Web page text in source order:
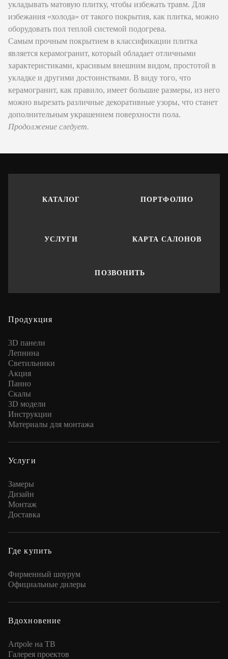
укладывать матовую плитку, чтобы избежать травм. Для
избежания «холода» от такого покрытия, как плитка, можно
оборудовать пол теплой системой подогрева.
Самым прочным покрытием в классификации плитка
является керамогранит, который обладает отличными
характеристиками, красивым внешним видом, простотой в
укладке и другими достоинствами. В виду того, что
керамогранит, как правило, имеет большие размеры, из него
можно вырезать различные декоративные узоры, что станет
дополнительным украшением поверхности пола.
Продолжение следует.
КАТАЛОГ ПОРТФОЛИО
УСЛУГИ КАРТА САЛОНОВ
ПОЗВОНИТЬ
Продукция
3D панели
Лепнина
Cветильники
Акция
Панно
Скалы
3D модели
Инструкции
Материалы для монтажа
Услуги
Замеры
Дизайн
Монтаж
Доставка
Где купить
Фирменный шоурум
Официальные дилеры
Вдохновение
Artpole на ТВ
Галерея проектов